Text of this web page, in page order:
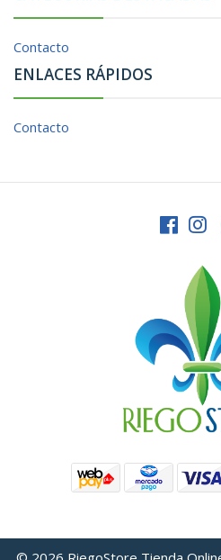
Contacto
ENLACES RÁPIDOS
Contacto